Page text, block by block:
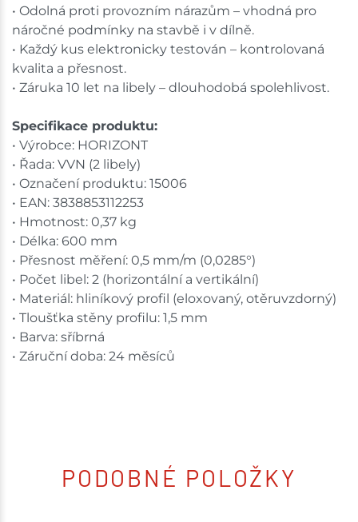
• Odolná proti provozním nárazům – vhodná pro
náročné podmínky na stavbě i v dílně.
• Každý kus elektronicky testován – kontrolovaná
kvalita a přesnost.
• Záruka 10 let na libely – dlouhodobá spolehlivost.
Specifikace produktu:
• Výrobce: HORIZONT
• Řada: VVN (2 libely)
• Označení produktu: 15006
• EAN: 3838853112253
• Hmotnost: 0,37 kg
• Délka: 600 mm
• Přesnost měření: 0,5 mm/m (0,0285°)
• Počet libel: 2 (horizontální a vertikální)
• Materiál: hliníkový profil (eloxovaný, otěruvzdorný)
• Tloušťka stěny profilu: 1,5 mm
• Barva: sříbrná
• Záruční doba: 24 měsíců
PODOBNÉ POLOŽKY